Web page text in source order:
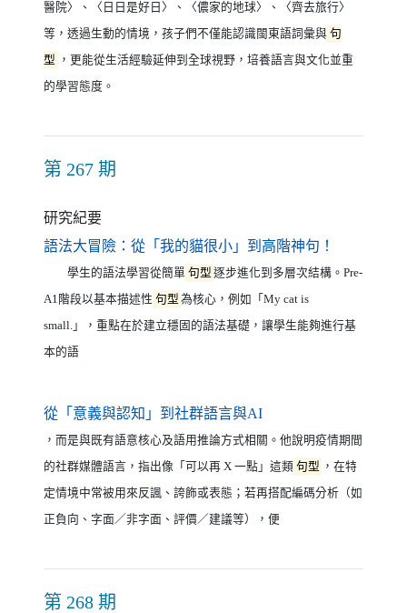
醫院〉、〈日日是好日〉、〈儂家的地球〉、〈齊去旅行〉
等，透過生動的情境，孩子們不僅能認識閩東語詞彙與 句
型 ，更能從生活經驗延伸到全球視野，培養語言與文化並重
的學習態度。
第 267 期
研究紀要
語法大冒險：從「我的貓很小」到高階神句！
學生的語法學習從簡單 句型 逐步進化到多層次結構。Pre-
A1階段以基本描述性 句型 為核心，例如「My cat is
small.」，重點在於建立穩固的語法基礎，讓學生能夠進行基
本的語
從「意義與認知」到社群語言與AI（另開新視窗）
，而是與既有語意核心及語用推論方式相關。他說明疫情期間
的社群媒體語言，指出像「可以再 X 一點」這類 句型 ，在特
定情境中常被用來反諷、誇飾或表態；若再搭配編碼分析（如
正負向、字面／非字面、評價／建議等），便
第 268 期